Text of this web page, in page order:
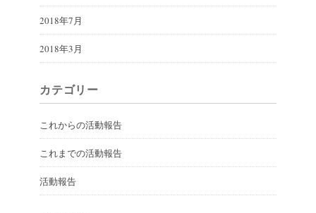
2018年7月
2018年3月
カテゴリー
これからの活動報告
これまでの活動報告
活動報告